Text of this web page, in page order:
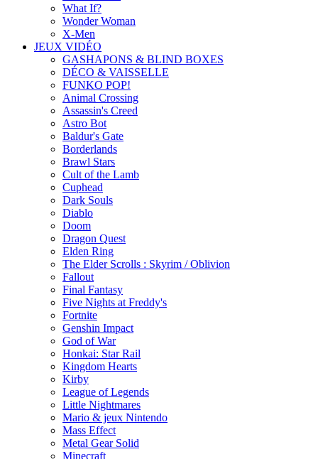
What If?
Wonder Woman
X-Men
JEUX VIDÉO
GASHAPONS & BLIND BOXES
DÉCO & VAISSELLE
FUNKO POP!
Animal Crossing
Assassin's Creed
Astro Bot
Baldur's Gate
Borderlands
Brawl Stars
Cult of the Lamb
Cuphead
Dark Souls
Diablo
Doom
Dragon Quest
Elden Ring
The Elder Scrolls : Skyrim / Oblivion
Fallout
Final Fantasy
Five Nights at Freddy's
Fortnite
Genshin Impact
God of War
Honkai: Star Rail
Kingdom Hearts
Kirby
League of Legends
Little Nightmares
Mario & jeux Nintendo
Mass Effect
Metal Gear Solid
Minecraft